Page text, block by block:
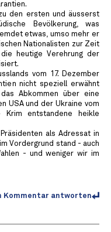
den ersten und äusserst
Bevölkerung, was
etwas, umso mehr er
Nationalisten zur Zeit
heutige Verehrung der
vom 17. Dezember
nicht speziell erwähnt
Abkommen über eine
USA und der Ukraine vom
entstandene heikle
als Adressat in
Vordergrund stand - auch
- und weniger wir im
Kommentar antworten